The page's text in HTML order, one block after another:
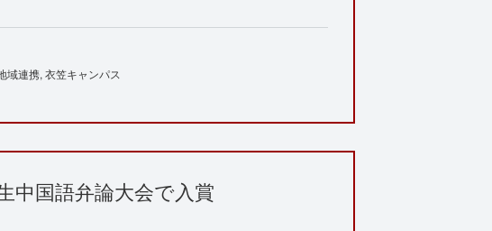
域連携 衣笠キャンパス
中国語弁論大会で入賞